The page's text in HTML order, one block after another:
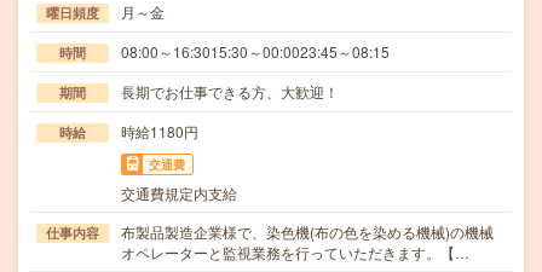
曜日頻度 月～金
時間 08:00～16:3015:30～00:0023:45～08:15
期間 長期でお仕事できる方、大歓迎！
時給 時給1180円
交通費
交通費規定内支給
仕事内容
布製品製造企業様で、染色機(布の色を染める機械)の機械
オペレーターと監視業務を行っていただきます。【…